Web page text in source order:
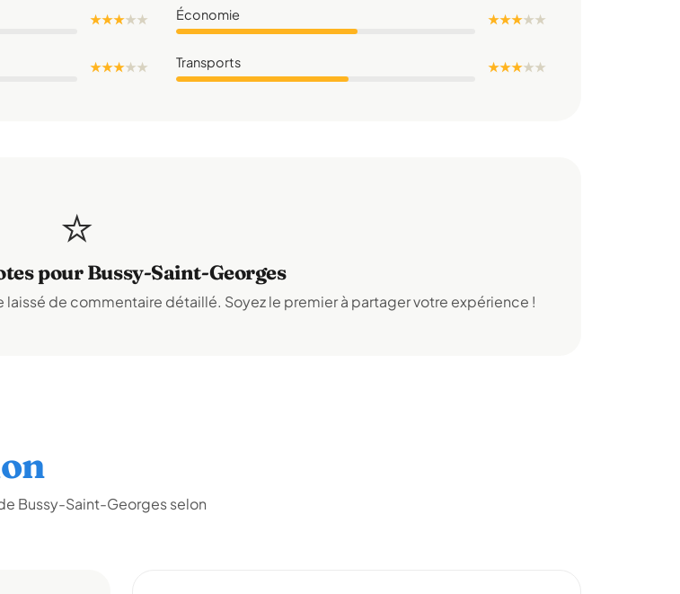
★ ★ ★★★ Économie ★ ★ ★★★
★ ★ ★★★ Transports ★ ★ ★★★
⭐
pour Bussy-Saint-Georges
de commentaire détaillé. Soyez le premier à partager votre expérience !
Bussy-Saint-Georges selon